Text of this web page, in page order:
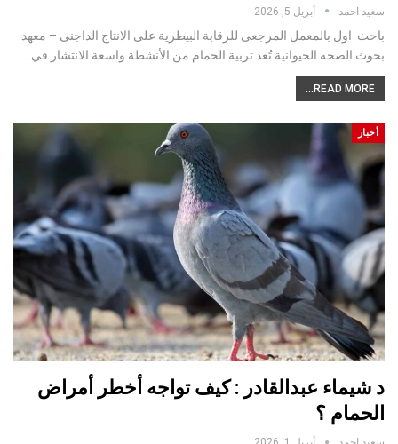
سعيد احمد أبريل 5, 2026
باحث اول بالمعمل المرجعى للرقابة البيطرية على الانتاج الداجنى – معهد
بحوث الصحه الحيوانية تُعد تربية الحمام من الأنشطة واسعة الانتشار في…
READ MORE...
أخبار
د شيماء عبدالقادر : كيف تواجه أخطر أمراض
الحمام ؟